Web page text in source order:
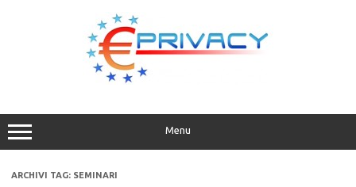
Menu
ARCHIVI TAG: SEMINARI